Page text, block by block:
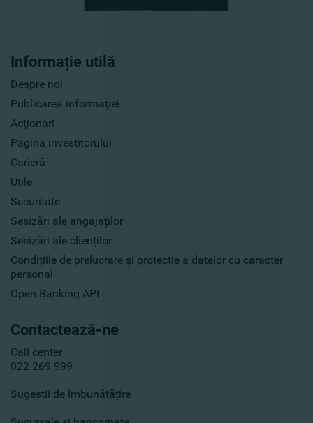
Informație utilă
Despre noi
Publicarea informaţiei
Acţionari
Pagina investitorului
Carieră
Utile
Securitate
Sesizări ale angajaților
Sesizări ale clienților
Condițiile de prelucrare și protecție a datelor cu caracter
personal
Open Banking API
Contactează-ne
Call center
022 269 999
Sugestii de îmbunătățire